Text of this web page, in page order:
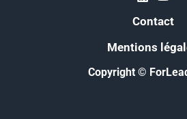
Contact
Mentions
Copyright ©